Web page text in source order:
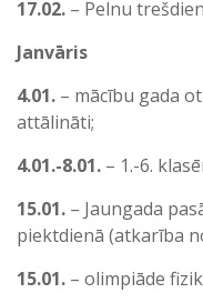
17.02. – Pelnu
Janvāris
4.01. – mācību gada
attālināti;
4.01.-8.01. – 1.-6.
15.01. – Jaungada
piektdienā (atkarība
15.01. – olimpiāde